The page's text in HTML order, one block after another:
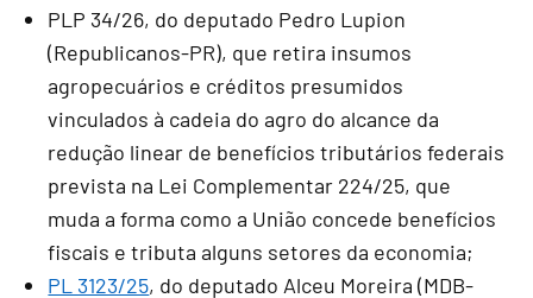
PLP 34/26, do deputado Pedro Lupion
(Republicanos-PR), que retira insumos
agropecuários e créditos presumidos
vinculados à cadeia do agro do alcance da
redução linear de benefícios tributários federais
prevista na Lei Complementar 224/25, que
muda a forma como a União concede benefícios
fiscais e tributa alguns setores da economia;
PL 3123/25, do deputado Alceu Moreira (MDB-